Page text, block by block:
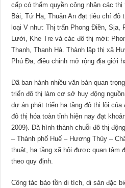
cấp có thẩm quyền công nhận các
Bài, Tứ Hạ, Thuận An đạt tiêu chí đô
loại V như: Thị trấn Phong Điền, Sịa,
Lưới, Khe Tre và các đô thị mới:
Thanh, Thanh Hà. Thành lập thị xã
Phú Đa, điều chỉnh mở rộng địa giới
Đã ban hành nhiều văn bản quan
triển đô thị làm cơ sở huy động
dự án phát triển hạ tầng đô thị lõi
đô thị hóa toàn tỉnh hiện nay đạt
2009). Đã hình thành chuỗi đô thị
– Thành phố Huế – Hương Thủy –
thuật, hạ tầng xã hội được quan tâm
theo quy định.
Công tác bảo tồn di tích, di sản đặc